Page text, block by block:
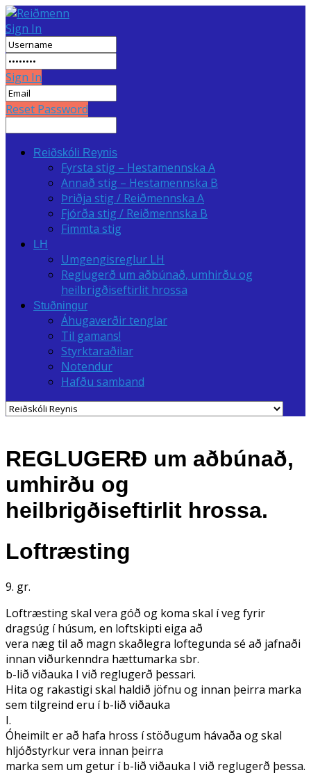
Sign In
Sign In
Reset Password
Reiðskóli Reynis
Fyrsta stig – Hestamennska A
Annað stig – Hestamennska B
Þriðja stig / Reiðmennska A
Fjórða stig / Reiðmennska B
Fimmta stig
LH
Umgengisreglur LH
Reglugerð um aðbúnað, umhirðu og
heilbrigðiseftirlit hrossa
Stuðningur
Áhugaverðir tenglar
Til gamans!
Styrktaraðilar
Notendur
Hafðu samband
REGLUGERÐ um aðbúnað,
umhirðu og
heilbrigðiseftirlit hrossa.
Loftræsting
9. gr.
Loftræsting skal vera góð og koma skal í veg fyrir
dragsúg í húsum, en loftskipti eiga að
vera næg til að magn skaðlegra loftegunda sé að jafnaði
innan viðurkenndra hættumarka sbr.
b-lið viðauka I við reglugerð þessari.
Hita og rakastigi skal haldið jöfnu og innan þeirra marka
sem tilgreind eru í b-lið viðauka
I.
Óheimilt er að hafa hross í stöðugum hávaða og skal
hljóðstyrkur vera innan þeirra
marka sem um getur í b-lið viðauka I við reglugerð þessa.